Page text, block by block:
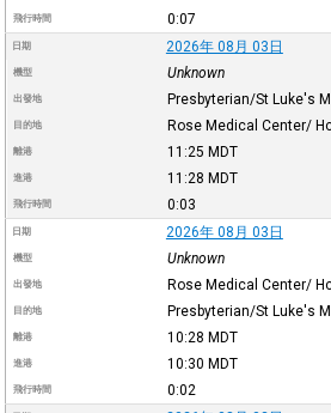
飛行時間 0:07
日期 2026年 08月 03日
機型 Unknown
出發地 Presbyterian/St Luke's
目的地 Rose Medical Center/
離港 11:25 MDT
進港 11:28 MDT
飛行時間 0:03
日期 2026年 08月 03日
機型 Unknown
出發地 Rose Medical Center/
目的地 Presbyterian/St Luke's
離港 10:28 MDT
進港 10:30 MDT
飛行時間 0:02